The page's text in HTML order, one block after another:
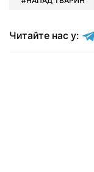
Читайте нас у: